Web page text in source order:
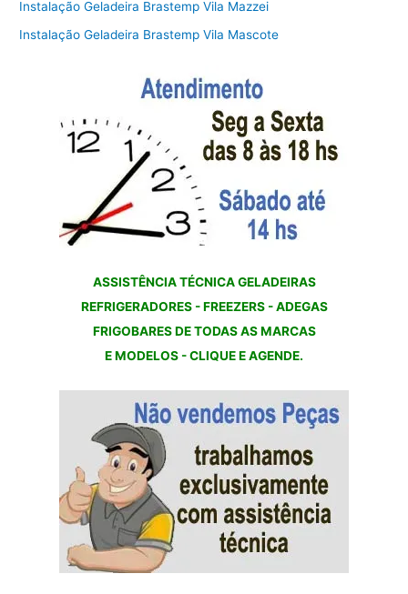
Instalação Geladeira Brastemp Vila Mazzei
Instalação Geladeira Brastemp Vila Mascote
ASSISTÊNCIA TÉCNICA GELADEIRAS
REFRIGERADORES - FREEZERS - ADEGAS
FRIGOBARES DE TODAS AS MARCAS
E MODELOS - CLIQUE E AGENDE.